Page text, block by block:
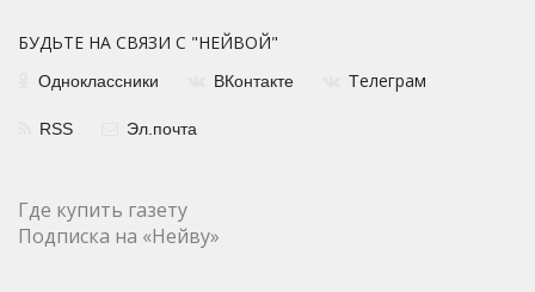
БУДЬТЕ НА СВЯЗИ С "НЕЙВОЙ"
Одноклассники ВКонтакте Телеграм
RSS Эл.почта
Где купить газету
Подписка на «Нейву»